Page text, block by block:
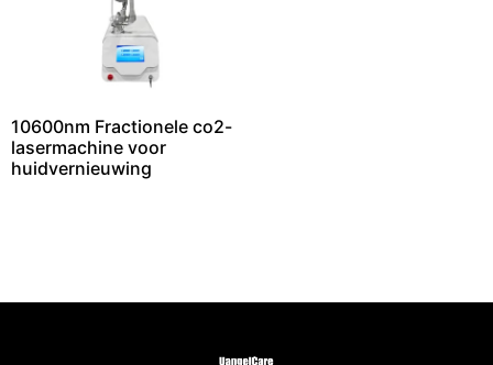
10600nm Fractionele co2-
lasermachine voor
huidvernieuwing